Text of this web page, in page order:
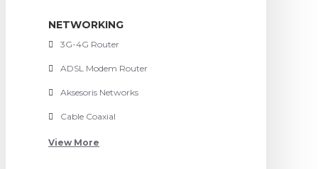
NETWORKING
3G-4G Router
ADSL Modem Router
Aksesoris Networks
Cable Coaxial
View More